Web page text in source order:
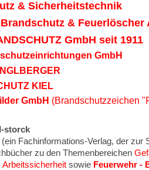
& Sicherheitstechnik
& Feuerlöscher
GmbH seit 1911
GmbH
KIEL
GmbH (Brandschutzzeichen
storck
Fachinformations-Verlag, der zur
zu den Themenbereichen
Arbeitssicherheit sowie Feuerwehr -